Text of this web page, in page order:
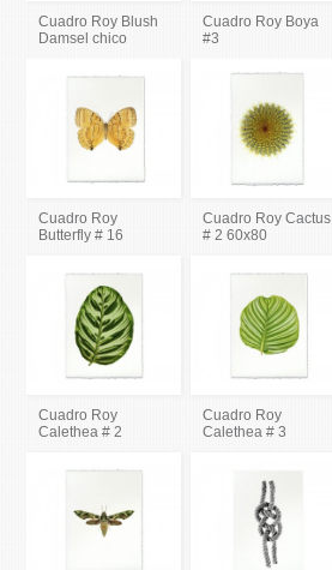
Cuadro Roy Blush
Damsel chico
Cuadro Roy Boya
#3
Cuadro Roy
Butterfly # 16
Cuadro Roy Cactus
# 2 60x80
Cuadro Roy
Calethea # 2
Cuadro Roy
Calethea # 3